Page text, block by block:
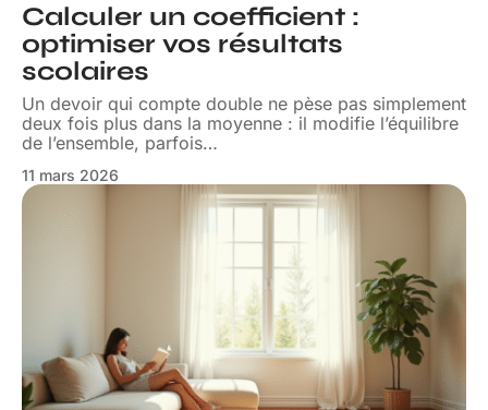
Calculer un coefficient :
optimiser vos résultats
scolaires
Un devoir qui compte double ne pèse pas simplement
deux fois plus dans la moyenne : il modifie l’équilibre
de l’ensemble, parfois…
11 mars 2026